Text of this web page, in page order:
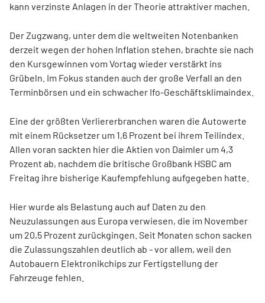
kann verzinste Anlagen in der Theorie attraktiver machen.
Der Zugzwang, unter dem die weltweiten Notenbanken
derzeit wegen der hohen Inflation stehen, brachte sie nach
den Kursgewinnen vom Vortag wieder verstärkt ins
Grübeln. Im Fokus standen auch der große Verfall an den
Terminbörsen und ein schwacher Ifo-Geschäftsklimaindex.
Eine der größten Verliererbranchen waren die Autowerte
mit einem Rücksetzer um 1,6 Prozent bei ihrem Teilindex.
Allen voran sackten hier die Aktien von Daimler um 4,3
Prozent ab, nachdem die britische Großbank HSBC am
Freitag ihre bisherige Kaufempfehlung aufgegeben hatte.
Hier wurde als Belastung auch auf Daten zu den
Neuzulassungen aus Europa verwiesen, die im November
um 20,5 Prozent zurückgingen. Seit Monaten schon sacken
die Zulassungszahlen deutlich ab - vor allem, weil den
Autobauern Elektronikchips zur Fertigstellung der
Fahrzeuge fehlen.